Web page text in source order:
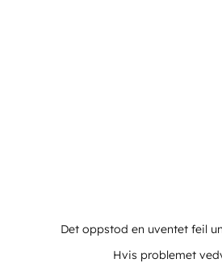
Det oppstod en uventet feil
Hvis problemet